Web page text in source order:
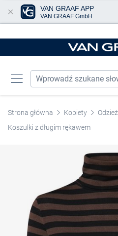
Strona główna Kobiety Odzież
Koszulki z długim rękawem
VAN GRAAF APP
VAN GRAAF GmbH